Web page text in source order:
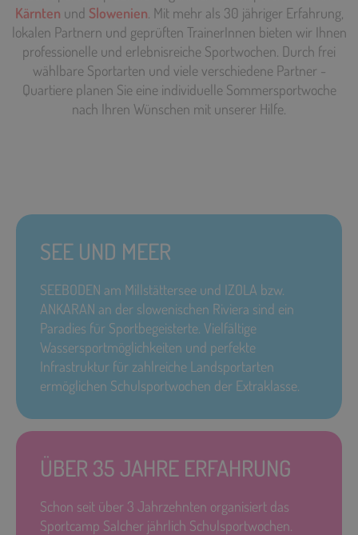
Kärnten und Slowenien . Mit mehr als 30 jähriger Erfahrung,
lokalen Partnern und geprüften TrainerInnen bieten wir Ihnen
professionelle und erlebnisreiche Sportwochen. Durch frei
wählbare Sportarten und viele verschiedene Partner -
Quartiere planen Sie eine individuelle Sommersportwoche
nach Ihren Wünschen mit unserer Hilfe.
SEE UND MEER
SEEBODEN am Millstättersee und IZOLA bzw.
ANKARAN an der slowenischen Riviera sind ein
Paradies für Sportbegeisterte. Vielfältige
Wassersportmöglichkeiten und perfekte
Infrastruktur für zahlreiche Landsportarten
ermöglichen Schulsportwochen der Extraklasse.
ÜBER 35 JAHRE ERFAHRUNG
Schon seit über 3 Jahrzehnten organisiert das
Sportcamp Salcher jährlich Schulsportwochen.